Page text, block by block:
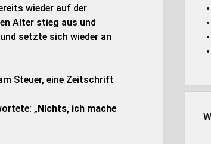
wieder auf der
Alter stieg aus und
setzte sich wieder an
Steuer, eine Zeitschrift
„Nichts, ich mache